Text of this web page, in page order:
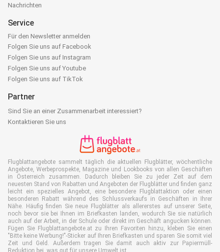
Nachrichten
Service
Für den Newsletter anmelden
Folgen Sie uns auf Facebook
Folgen Sie uns auf Instagram
Folgen Sie uns auf Youtube
Folgen Sie uns auf TikTok
Partner
Sind Sie an einer Zusammenarbeit interessiert?
Kontaktieren Sie uns
Flugblattangebote sammelt täglich die aktuellen Flugblätter, wöchentliche
Angebote, Werbeprospekte, Magazine und Lookbooks von allen Geschäften
in Österreich zusammen. Dadurch bleiben Sie zu jeder Zeit auf dem
neuesten Stand von Rabatten und Angeboten der Flugblätter und finden ganz
leicht ein spezielles Angebot, eine besondere Flugblattaktion oder einen
besonderen Rabatt während des Schlussverkaufs in Geschäften in Ihrer
Nähe. Häufig finden Sie neue Flugblätter als allererstes auf unserer Seite,
noch bevor sie bei Ihnen im Briefkasten landen, wodurch Sie sie natürlich
auch auf der Arbeit, in der Schule oder direkt im Geschäft angucken können.
Fügen Sie Flugblattangebote.at zu Ihren Favoriten hinzu, kleben Sie einen
"Bitte keine Werbung!"-Sticker auf Ihren Briefkasten und sparen Sie somit viel
Zeit und Geld. Außerdem tragen Sie damit auch aktiv zur Papiermüll-
Reduktion bei, was gut für unsere Umwelt ist.